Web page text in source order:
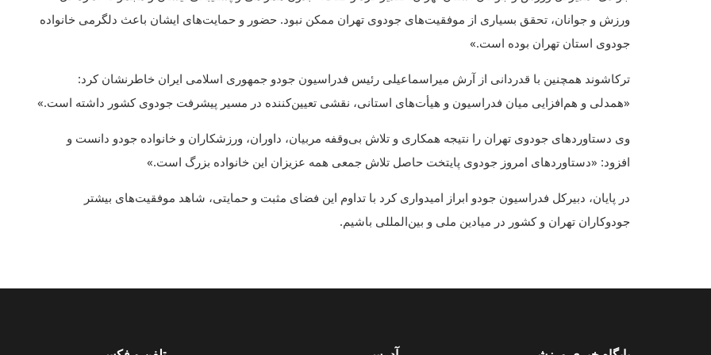
ورزش و جوانان، تحقق بسیاری از موفقیت‌های جودوی تهران ممکن نبود. حضور و حمایت‌های ایشان باعث دلگرمی خانواده
جودوی استان تهران بوده است.»
ترکاشوند همچنین با قدردانی از آرش میراسماعیلی رئیس فدراسیون جودو جمهوری اسلامی ایران خاطرنشان کرد:
«همدلی و هم‌افزایی میان فدراسیون و هیأت‌های استانی، نقشی تعیین‌کننده در مسیر پیشرفت جودوی کشور داشته است.»
وی دستاوردهای جودوی تهران را نتیجه همکاری و تلاش بی‌وقفه مربیان، داوران، ورزشکاران و خانواده جودو دانست و
افزود: «دستاوردهای امروز جودوی پایتخت حاصل تلاش جمعی همه عزیزان این خانواده بزرگ است.»
در پایان، دبیرکل فدراسیون جودو ابراز امیدواری کرد با تداوم این فضای مثبت و حمایتی، شاهد موفقیت‌های بیشتر
جودوکاران تهران و کشور در میادین ملی و بین‌المللی باشیم.